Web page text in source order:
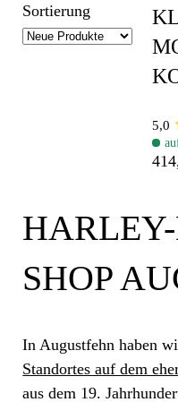
Sortierung
5,0
SHOP
In Augustfehn haben
Standortes auf dem
aus dem 19.